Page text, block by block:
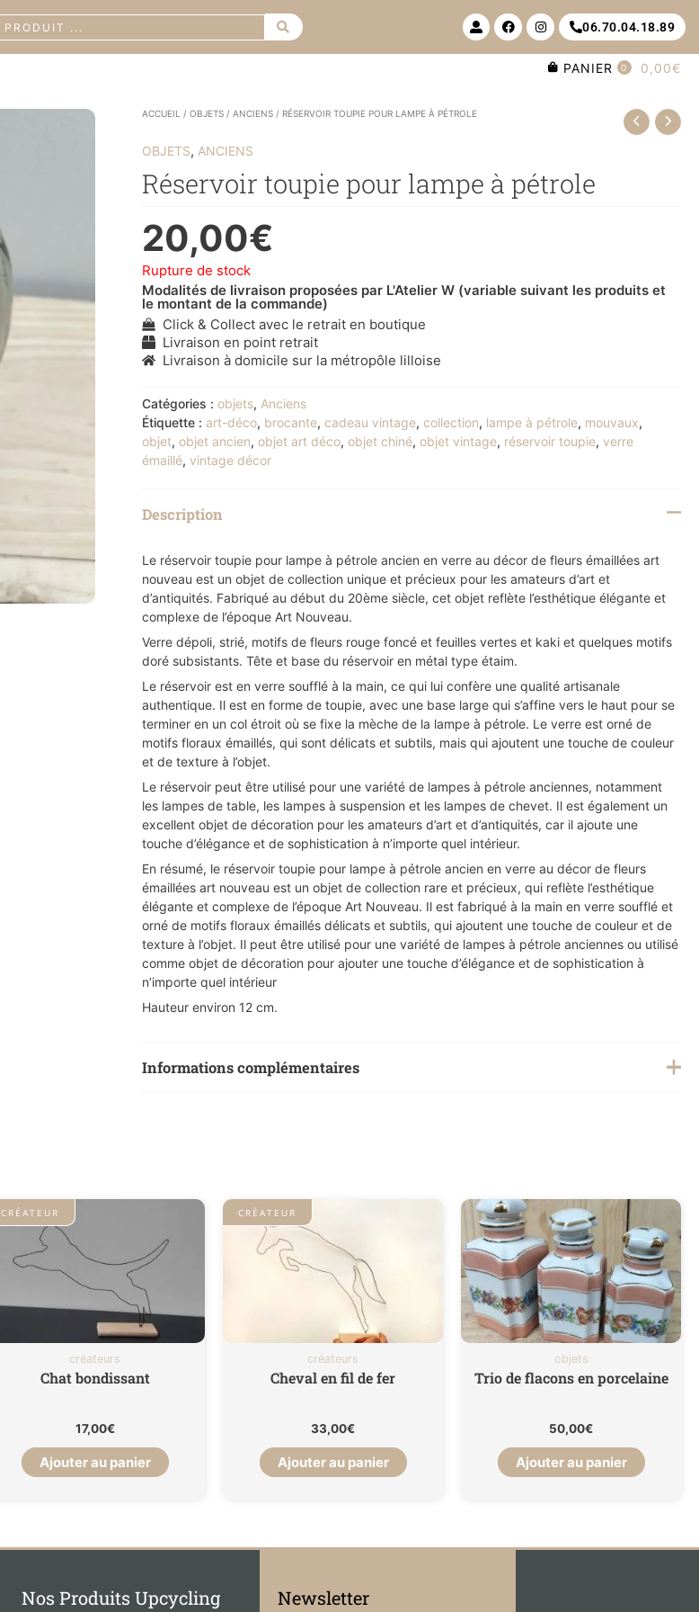
U
s
e
r
t
F
a
c
e
I
n
s
t
06.70.04.18.89
PANIER 0 0,00€
ACCUEIL /OBJETS /ANCIENS / RÉSERVOIR TOUPIE POUR LAMPE À PÉTROLE
OBJETS,ANCIENS
Réservoir toupie pour lampe à pétrole
20,00€
Rupture de stock
Modalités de livraison proposées par L'Atelier W (variable suivant les produits et
le montant de la commande)
Click & Collect avec le retrait en boutique
Livraison en point retrait
Livraison à domicile sur la métropôle lilloise
Catégories :objets, Anciens
Étiquette : art-déco, brocante,cadeau vintage,collection, lampe à pétrole, mouvaux,
objet,objet ancien,objet art déco,objet chiné,objet vintage, réservoir toupie,verre
émaillé,vintage décor
Description
Le réservoir toupie pour lampe à pétrole ancien en verre au décor de fleurs émaillées art
nouveau est un objet de collection unique et précieux pour les amateurs d’art et
d’antiquités. Fabriqué au début du 20ème siècle, cet objet reflète l’esthétique élégante et
complexe de l’époque Art Nouveau.
Verre dépoli, strié, motifs de fleurs rouge foncé et feuilles vertes et kaki et quelques motifs
doré subsistants. Tête et base du réservoir en métal type étaim.
Le réservoir est en verre soufflé à la main, ce qui lui confère une qualité artisanale
authentique. Il est en forme de toupie, avec une base large qui s’affine vers le haut pour se
terminer en un col étroit où se fixe la mèche de la lampe à pétrole. Le verre est orné de
motifs floraux émaillés, qui sont délicats et subtils, mais qui ajoutent une touche de couleur
et de texture à l’objet.
Le réservoir peut être utilisé pour une variété de lampes à pétrole anciennes, notamment
les lampes de table, les lampes à suspension et les lampes de chevet. Il est également un
excellent objet de décoration pour les amateurs d’art et d’antiquités, car il ajoute une
touche d’élégance et de sophistication à n’importe quel intérieur.
En résumé, le réservoir toupie pour lampe à pétrole ancien en verre au décor de fleurs
émaillées art nouveau est un objet de collection rare et précieux, qui reflète l’esthétique
élégante et complexe de l’époque Art Nouveau. Il est fabriqué à la main en verre soufflé et
orné de motifs floraux émaillés délicats et subtils, qui ajoutent une touche de couleur et de
texture à l’objet. Il peut être utilisé pour une variété de lampes à pétrole anciennes ou utilisé
comme objet de décoration pour ajouter une touche d’élégance et de sophistication à
n’importe quel intérieur
Hauteur environ 12 cm.
Informations complémentaires
CRÉATEUR
créateurs
Chat bondissant
17,00€
Ajouter au panier
CRÉATEUR
créateurs
Cheval en fil de fer
33,00€
Ajouter au panier
objets
Trio de flacons en porcelaine
50,00€
Ajouter au panier
Nos Produits Upcycling Newsletter